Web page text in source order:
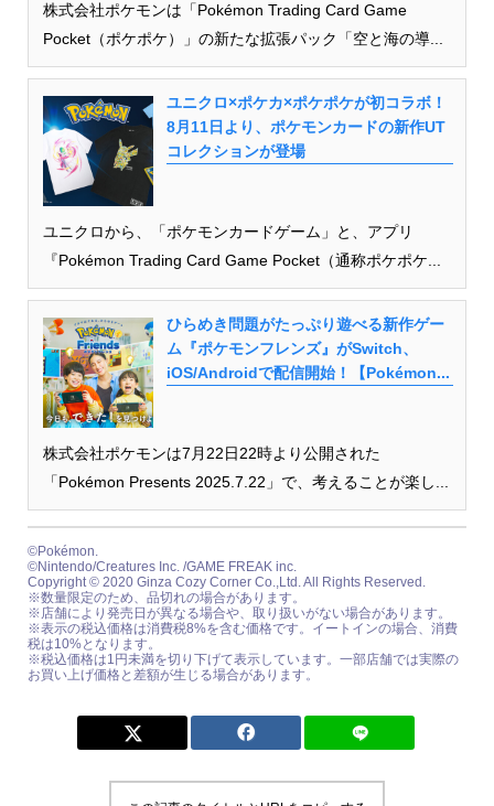
株式会社ポケモンは「Pokémon Trading Card Game
Pocket（ポケポケ）」の新たな拡張パック「空と海の導...
ユニクロ×ポケカ×ポケポケが初コラボ！
8月11日より、ポケモンカードの新作UT
コレクションが登場
ユニクロから、「ポケモンカードゲーム」と、アプリ
『Pokémon Trading Card Game Pocket（通称ポケポケ...
ひらめき問題がたっぷり遊べる新作ゲー
ム『ポケモンフレンズ』がSwitch、
iOS/Androidで配信開始！【Pokémon...
株式会社ポケモンは7月22日22時より公開された
「Pokémon Presents 2025.7.22」で、考えることが楽し...
©Pokémon.
©Nintendo/Creatures Inc. /GAME FREAK inc.
Copyright © 2020 Ginza Cozy Corner Co.,Ltd. All Rights Reserved.
※数量限定のため、品切れの場合があります。
※店舗により発売日が異なる場合や、取り扱いがない場合があります。
※表示の税込価格は消費税8%を含む価格です。イートインの場合、消費
税は10%となります。
※税込価格は1円未満を切り下げて表示しています。一部店舗では実際の
お買い上げ価格と差額が生じる場合があります。